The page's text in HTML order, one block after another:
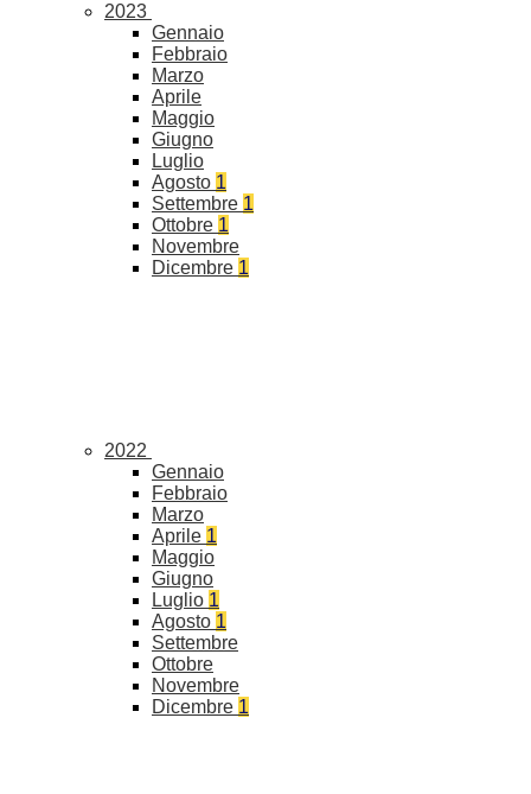
2023
Gennaio
Febbraio
Marzo
Aprile
Maggio
Giugno
Luglio
Agosto 1
Settembre 1
Ottobre 1
Novembre
Dicembre 1
2022
Gennaio
Febbraio
Marzo
Aprile 1
Maggio
Giugno
Luglio 1
Agosto 1
Settembre
Ottobre
Novembre
Dicembre 1